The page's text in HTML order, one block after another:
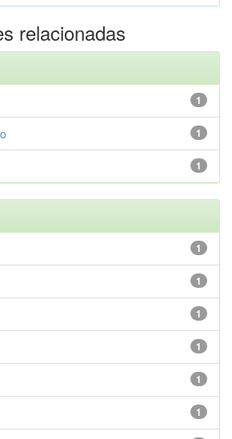
relacionadas
1
1
1
1
1
1
1
1
1